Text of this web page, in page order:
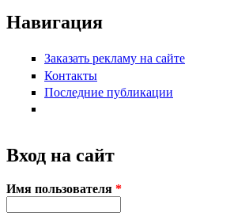
Навигация
Заказать рекламу на сайте
Контакты
Последние публикации
Вход на сайт
Имя пользователя *